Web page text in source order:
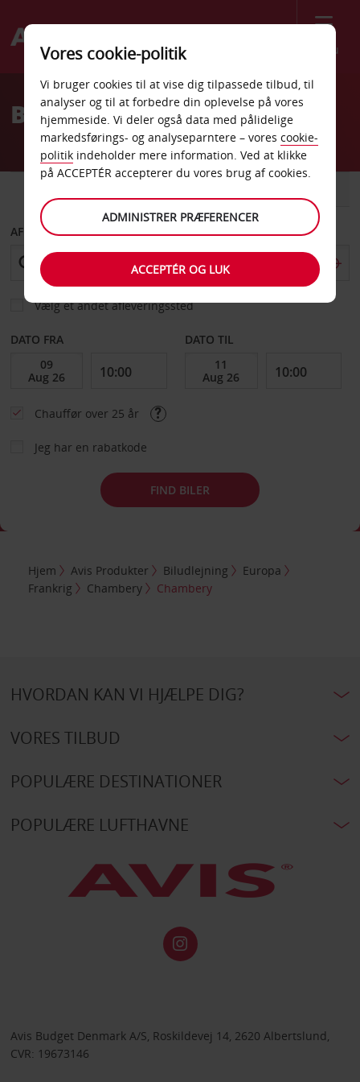
Menu
Welcome
AvisBilleje Chambery
AFHENT FRA
Vælg et andet afleveringssted
DATO FRA DATO TIL
Chauffør over 25 år
Jeg har en rabatkode
FIND BILER
Hjem Avis Produkter Biludlejning
Europa
Frankrig
Chambery Chambery
HVORDAN KAN VI HJÆLPE DIG?
VORES TILBUD
POPULÆRE DESTINATIONER
POPULÆRE LUFTHAVNE
Avis Budget Denmark A/S, Roskildevej 14, 2620 Albertslund,
CVR: 19673146
Vores cookie-politik
Vi bruger cookies til at vise dig tilpassede tilbud, til
analyser og til at forbedre din oplevelse på vores
hjemmeside. Vi deler også data med pålidelige
markedsførings- og analyseparntere – vores cookie-
politik indeholder mere information. Ved at klikke
på ACCEPTÉR accepterer du vores brug af cookies.
ADMINISTRER PRÆFERENCER
ACCEPTÉR OG LUK